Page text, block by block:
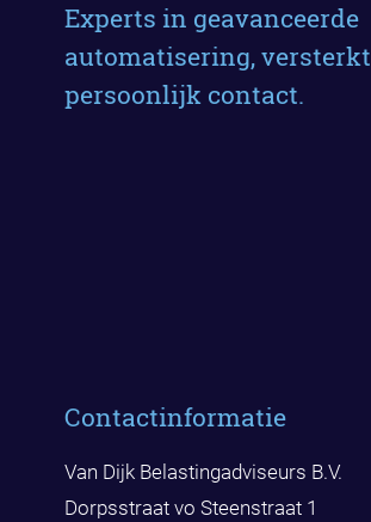
Experts in geavanceerde
automatisering,
persoonlijk contact.
Contactinformatie
Van Dijk Belastingadviseurs B.V.
Dorpsstraat vo Steenstraat 1